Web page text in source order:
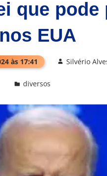
que
nos EUA
às 17:41 Silvério
diversos